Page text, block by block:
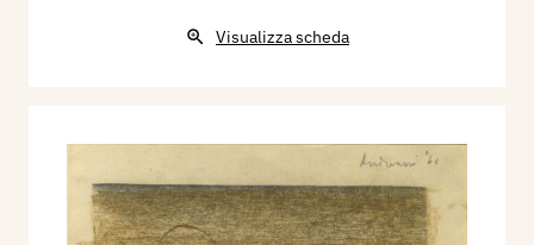
Visualizza scheda